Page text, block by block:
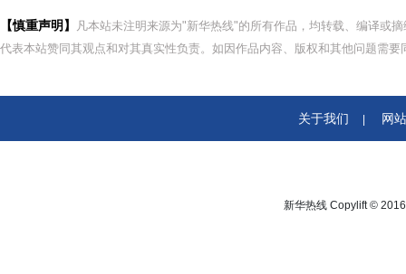
【慎重声明】
凡本站未注明来源为"新华热线"的所有作品，均转载、编译或
代表本站赞同其观点和对其真实性负责。如因作品内容、版权和其他问题需
关于我们 网
新华热线 Copylift ©